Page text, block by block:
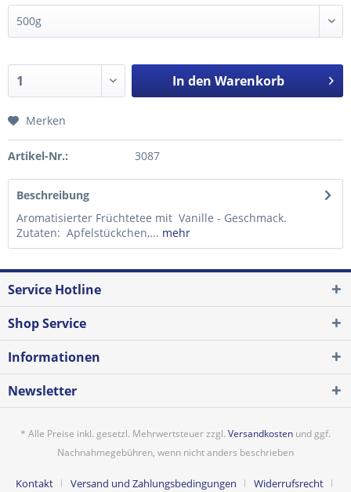
In den Warenkorb
Merken
Artikel-Nr.: 3087
Beschreibung
Aromatisierter Früchtetee mit Vanille - Geschmack.
Zutaten: Apfelstückchen,... mehr
Service Hotline
Shop Service
Informationen
Newsletter
* Alle Preise inkl. gesetzl. Mehrwertsteuer zzgl. Versandkosten und ggf.
Nachnahmegebühren, wenn nicht anders beschrieben
Kontakt Versand und Zahlungsbedingungen Widerrufsrecht